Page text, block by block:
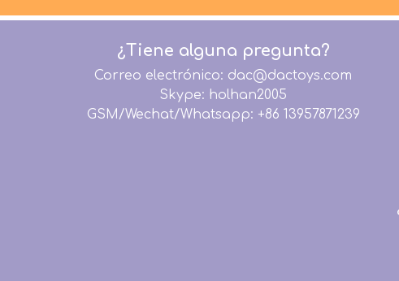
¿Tiene alguna pregunta?
Correo electrónico: dac@dactoys.com
Skype: holhan2005
GSM/Wechat/Whatsapp: +86 13957871239